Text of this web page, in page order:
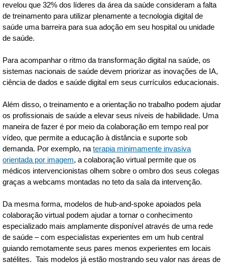
revelou que 32% dos líderes da área da saúde consideram a falta
de treinamento para utilizar plenamente a tecnologia digital de
saúde uma barreira para sua adoção em seu hospital ou unidade
de saúde.
Para acompanhar o ritmo da transformação digital na saúde, os
sistemas nacionais de saúde devem priorizar as inovações de IA,
ciência de dados e saúde digital em seus currículos educacionais.
Além disso, o treinamento e a orientação no trabalho podem ajudar
os profissionais de saúde a elevar seus níveis de habilidade. Uma
maneira de fazer é por meio da colaboração em tempo real por
vídeo, que permite a educação à distância e suporte sob
demanda. Por exemplo, naterapia minimamente invasiva
orientada por imagem, a colaboração virtual permite que os
médicos intervencionistas olhem sobre o ombro dos seus colegas
graças a webcams montadas no teto da sala da intervenção.
Da mesma forma, modelos de hub-and-spoke apoiados pela
colaboração virtual podem ajudar a tornar o conhecimento
especializado mais amplamente disponível através de uma rede
de saúde – com especialistas experientes em um hub central
guiando remotamente seus pares menos experientes em locais
satélites. Tais modelos já estão mostrando seu valor nas áreas de